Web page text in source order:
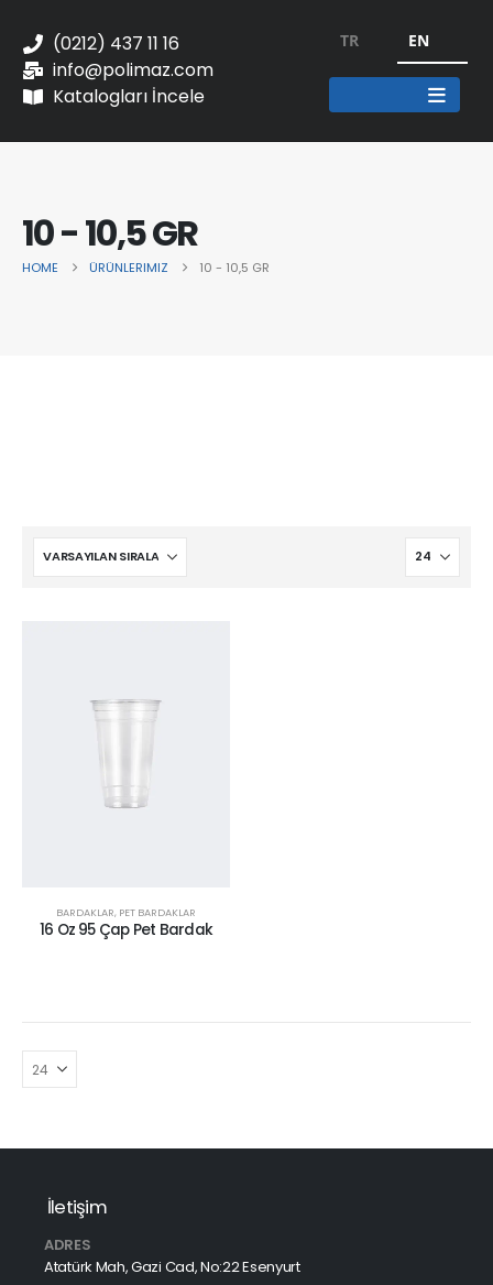
(0212) 437 11 16
info@polimaz.com
Katalogları İncele
TR EN
10 - 10,5 GR
HOME ÜRÜNLERIMIZ 10 - 10,5 GR
BARDAKLAR, PET BARDAKLAR
16 Oz 95 Çap Pet Bardak
İletişim
ADRES
Atatürk Mah, Gazi Cad, No:22 Esenyurt